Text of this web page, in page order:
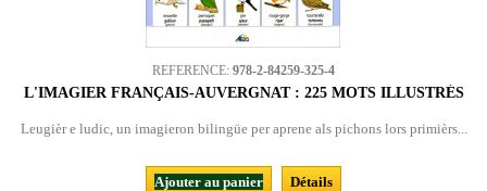
REFERENCE: 978-2-84259-325-4
L'IMAGIER FRANÇAIS-AUVERGNAT : 225 MOTS ILLUSTRÉS
Leugièr e ludic, un imagieron bilingüe per aprene als pichons lors primièrs...
Ajouter au panier
Détails